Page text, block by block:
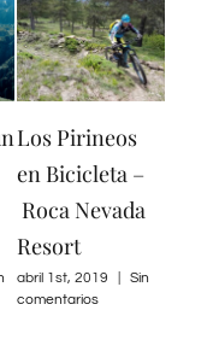
Actividades en
familia en
Villanúa – Qué
hacer y Dónde
alojarse